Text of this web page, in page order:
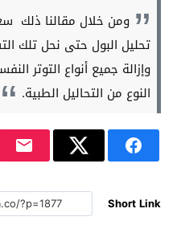
تحليل البول حتى نحل تلك
وإزالة جميع أنواع التوتر
النوع من التحاليل الطبية.
Short Link